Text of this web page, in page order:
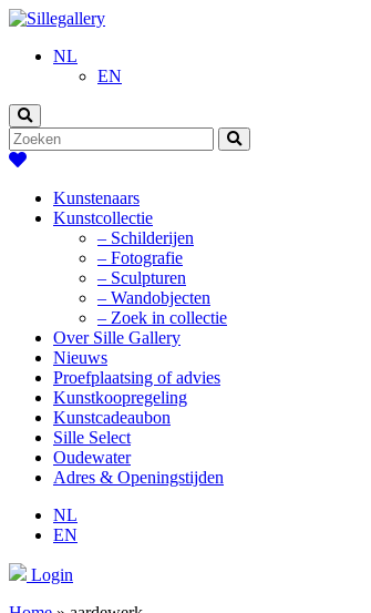
NL
EN
Kunstenaars
Kunstcollectie
– Schilderijen
– Fotografie
– Sculpturen
– Wandobjecten
– Zoek in collectie
Over Sille Gallery
Nieuws
Proefplaatsing of advies
Kunstkoopregeling
Kunstcadeaubon
Sille Select
Oudewater
Adres & Openingstijden
NL
EN
Login